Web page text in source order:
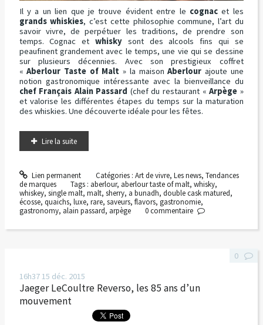
Il y a un lien que je trouve évident entre le cognacet les
grands whiskies, c’est cette philosophie commune, l’art du
savoir vivre, de perpétuer les traditions, de prendre son
temps. Cognac et whiskysont des alcools fins qui se
peaufinent grandement avec le temps, une vie qui se dessine
sur plusieurs décennies. Avec son prestigieux coffret
«Aberlour Taste of Malt » la maisonAberlour ajoute une
notion gastronomique intéressante avec la bienveillance du
chef Français Alain Passard (chef du restaurant «Arpège »
et valorise les différentes étapes du temps sur la maturation
des whiskies. Une découverte idéale pour les fêtes.
Lire la suite
Lien permanent Catégories : Art de vivre, Les news, Tendances
de marques
Tags : aberlour, aberlour taste of malt,whisky,
whiskey, single malt, malt, sherry, a bunadh, double cask matured,
écosse, quaichs, luxe, rare, saveurs, flavors, gastronomie,
gastronomy, alain passard, arpège 0commentaire
16h3715 déc. 2015
Jaeger LeCoultre Reverso, les 85 ans d’un
mouvement
0